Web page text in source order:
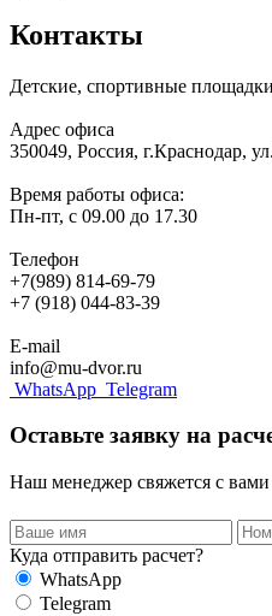
Контакты
Детские, спортивные
Адрес офиса
350049, Россия, г.Краснодар,
Время работы офиса:
Пн-пт, с 09.00 до 17.30
Телефон
+7(989) 814-69-79
+7 (918) 044-83-39
E-mail
info@mu-dvor.ru
WhatsApp Telegram
Оставьте заявку на
Наш менеджер свяжется с
Куда отправить расчет?
WhatsApp
Telegram